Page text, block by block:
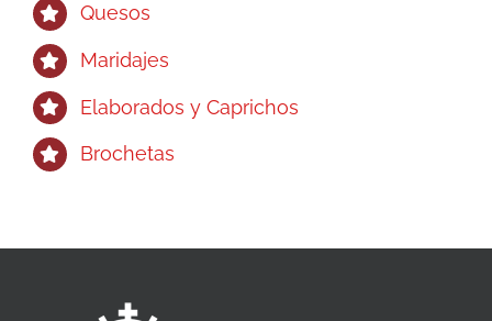
Quesos
Maridajes
Elaborados y Caprichos
Brochetas